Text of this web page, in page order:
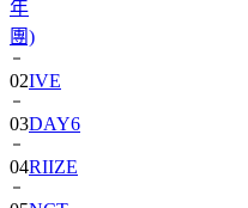
年
團)
02IVE
03DAY6
04RIIZE